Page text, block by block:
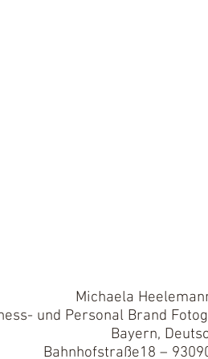
Michaela
und Personal Brand
Bayern,
Bahnhofstraße18 –